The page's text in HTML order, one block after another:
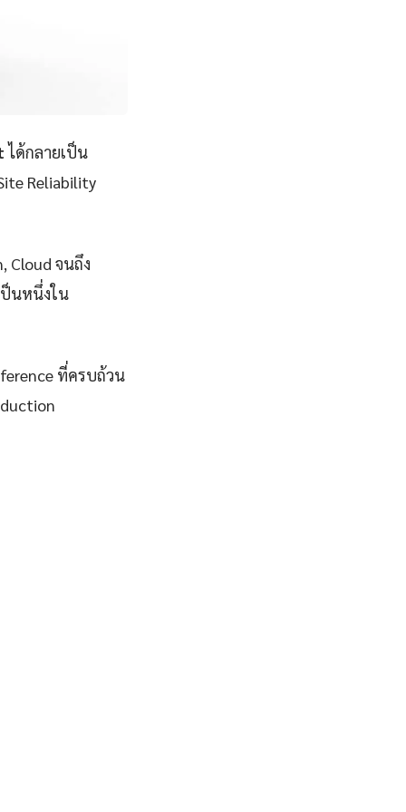
ได้กลายเป็น
Reliability
Cloud จนถึง
ป็นหนึ่งใน
ที่ครบถ้วน